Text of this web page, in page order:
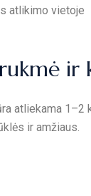
atlikimo vietoje
ir
atliekama
ir amžiaus.